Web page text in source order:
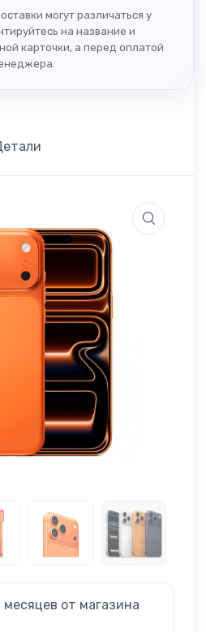
могут различаться у
на название и
карточки, а перед оплатой
месяцев от магазина